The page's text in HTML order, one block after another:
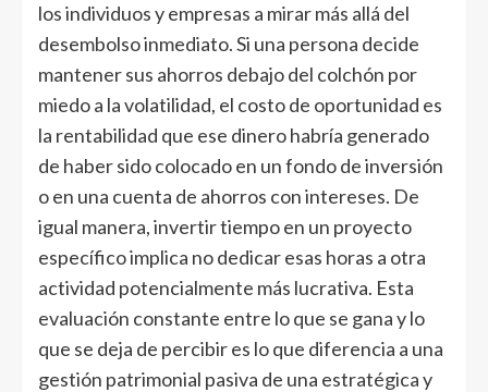
los individuos y empresas a mirar más allá del
desembolso inmediato. Si una persona decide
mantener sus ahorros debajo del colchón por
miedo a la volatilidad, el costo de oportunidad es
la rentabilidad que ese dinero habría generado
de haber sido colocado en un fondo de inversión
o en una cuenta de ahorros con intereses. De
igual manera, invertir tiempo en un proyecto
específico implica no dedicar esas horas a otra
actividad potencialmente más lucrativa. Esta
evaluación constante entre lo que se gana y lo
que se deja de percibir es lo que diferencia a una
gestión patrimonial pasiva de una estratégica y